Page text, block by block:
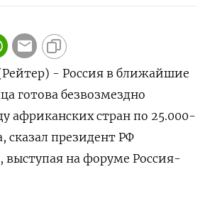
- Россия в ближайшие
готова безвозмездно
африканских стран по 25.000-
сказал президент РФ
на форуме Россия-